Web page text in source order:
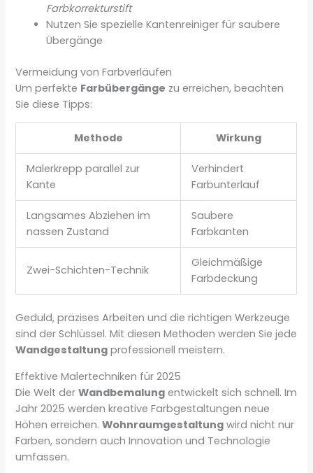
Farbkorrekturstift
Nutzen Sie spezielle Kantenreiniger für saubere
Übergänge
Vermeidung von Farbverläufen
Um perfekte Farbübergänge zu erreichen, beachten
Sie diese Tipps:
Methode Wirkung
Malerkrepp parallel zur
Kante
Verhindert
Farbunterlauf
Langsames Abziehen im
nassen Zustand
Saubere
Farbkanten
Zwei-Schichten-Technik
Gleichmäßige
Farbdeckung
Geduld, präzises Arbeiten und die richtigen Werkzeuge
sind der Schlüssel. Mit diesen Methoden werden Sie jede
Wandgestaltung professionell meistern.
Effektive Malertechniken für 2025
Die Welt derWandbemalung entwickelt sich schnell. Im
Jahr 2025 werden kreative Farbgestaltungen neue
Höhen erreichen.Wohnraumgestaltung wird nicht nur
Farben, sondern auch Innovation und Technologie
umfassen.